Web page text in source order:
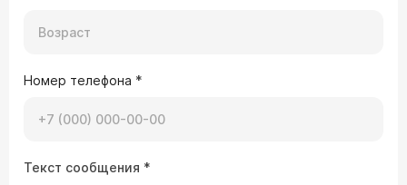
Номер телефона *
Текст сообщения *